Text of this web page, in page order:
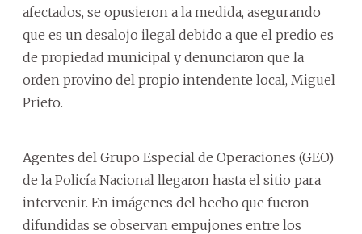
afectados, se opusieron a la medida, asegurando
que es un desalojo ilegal debido a que el predio es
de propiedad municipal y denunciaron que la
orden provino del propio intendente local, Miguel
Prieto.
Agentes del Grupo Especial de Operaciones (GEO)
de la Policía Nacional llegaron hasta el sitio para
intervenir. En imágenes del hecho que fueron
difundidas se observan empujones entre los